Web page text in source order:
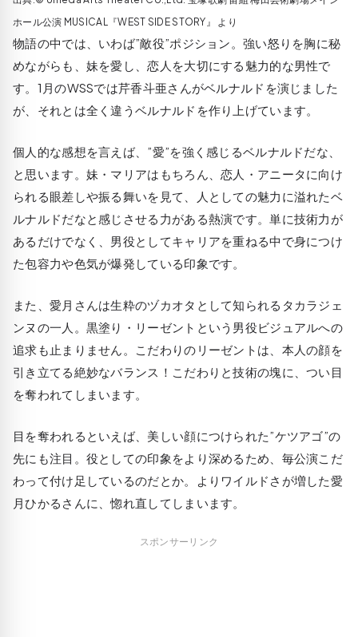
ホール公演 MUSICAL『WEST SIDE STORY』 より
物語の中では、いわば”敵役”ポジション。強い怒りを胸に秘
めながらも、妹を愛し、恋人を大切にする魅力的な男性で
す。1月のWSSでは芹香斗亜さんがベルナルドを演じました
が、それとは全く違うベルナルドを作り上げています。
個人的な感想を言えば、”愛”を強く感じるベルナルドだな、
と思います。妹・マリアはもちろん、恋人・アニータに向け
られる眼差しや振る舞いを見て、人としての魅力に溢れたベ
ルナルドだなと感じさせる力がある熱演です。単に技術力が
あるだけでなく、男役としてキャリアを重ねる中で身につけ
た包容力や色気が爆発している印象です。
また、愛月さんは生粋のヅカオタとして知られるタカラジェ
ンヌの一人。黒塗り・リーゼントという男役ビジュアルへの
追求も止まりません。こだわりのリーゼントは、本人の顔を
引き立てる絶妙なバランス！こだわりと技術の塊に、つい目
を奪われてしまいます。
目を奪われるといえば、美しい顔につけられた”ケツアゴ”の
先にも注目。役としての印象をより深めるため、毎公演こだ
わって付け足しているのだとか。よりワイルドさが増した愛
月ひかるさんに、惚れ直してしまいます。
スポンサーリンク